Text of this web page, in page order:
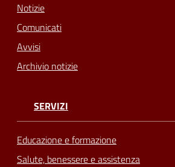
Notizie
Comunicati
Avvisi
Archivio notizie
SERVIZI
Educazione e formazione
Salute, benessere e assistenza